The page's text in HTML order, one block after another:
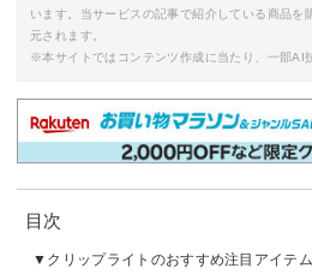
います。当サービスの記事で紹介している商品を
元されます。
※本サイトではコンテンツ作成に当たり、一部AI
目次
クリップライトのおすすめ注目アイテム